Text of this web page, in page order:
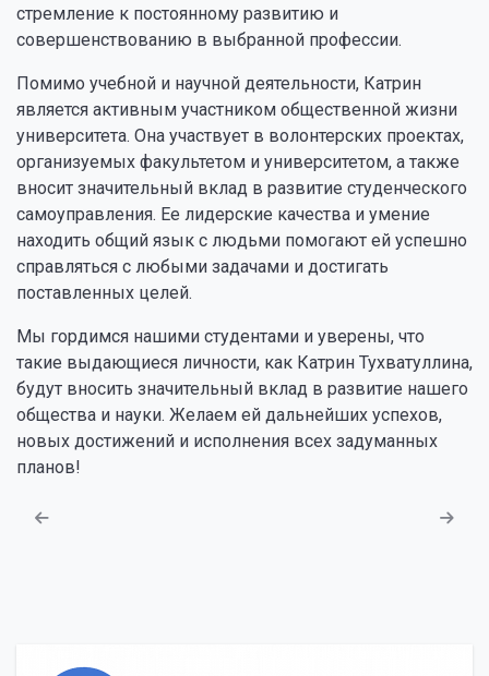
стремление к постоянному развитию и
совершенствованию в выбранной профессии.
Помимо учебной и научной деятельности, Катрин
является активным участником общественной жизни
университета. Она участвует в волонтерских проектах,
организуемых факультетом и университетом, а также
вносит значительный вклад в развитие студенческого
самоуправления. Ее лидерские качества и умение
находить общий язык с людьми помогают ей успешно
справляться с любыми задачами и достигать
поставленных целей.
Мы гордимся нашими студентами и уверены, что
такие выдающиеся личности, как Катрин Тухватуллина,
будут вносить значительный вклад в развитие нашего
общества и науки. Желаем ей дальнейших успехов,
новых достижений и исполнения всех задуманных
планов!